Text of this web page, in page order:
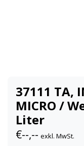
37111 TA,
MICRO /
Liter
€--,-- exkl. MwSt.